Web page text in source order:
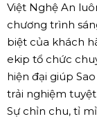
Việt Nghệ An
chương trình
biệt của khách
ekip tổ chức
hiện đại giúp
trải nghiệm
Sự chỉn chu, tỉ